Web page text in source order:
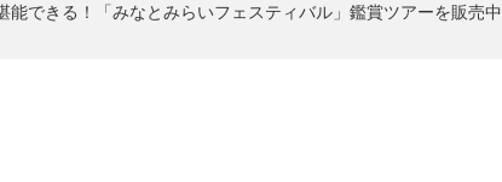
能できる！「みなとみらいフェスティバル」鑑賞ツアーを販売中